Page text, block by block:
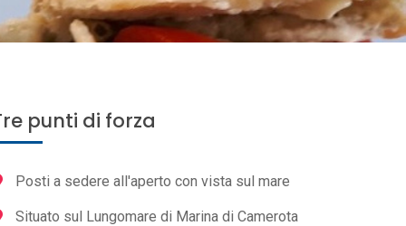
punti di forza
Posti a sedere all'aperto con vista sul mare
Situato sul Lungomare di Marina di Camerota